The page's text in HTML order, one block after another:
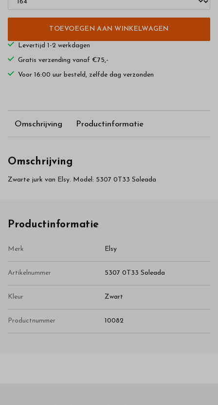
TOEVOEGEN AAN WINKELWAGEN
Levertijd 1-2 werkdagen
Gratis verzending vanaf €75,-
Voor 16:00 uur besteld, zelfde dag verzonden
Omschrijving Productinformatie
Omschrijving
Zwarte jurk van Elsy. Model: 5307 0T33 Soleada
Productinformatie
Merk Elsy
Artikelnummer 5307 0T33 Soleada
Kleur Zwart
Productnummer 10082